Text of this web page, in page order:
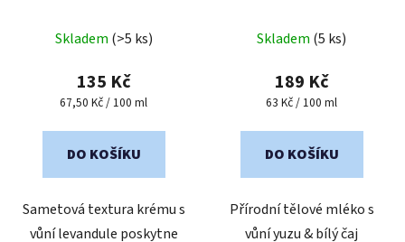
hodnocení
produktu
je
z
Skladem (>5 ks)
135 Kč
Měrná
67,50 Kč / 100 ml
DO KOŠÍKU
Sametová textura krému s
vůní levandule poskytne
Skladem (5 ks)
189 Kč
Měrná
63 Kč / 100 ml
DO KOŠÍKU
Přírodní tělové mléko s
vůní yuzu & bílý čaj